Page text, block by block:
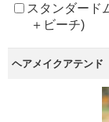
スタンダード
＋ビーチ)
ヘアメイクアテンド